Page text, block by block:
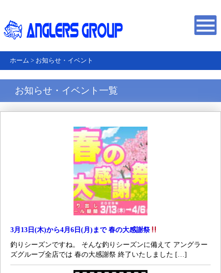
ホーム > お知らせ・イベント
お知らせ・イベント一覧
3月13日(木)から4月6日(月)まで 春の大感謝祭
釣りシーズンですね。 そんな釣りシーズンに備えて アングラー
ズグループ全店では 春の大感謝祭 終了いたしました […]